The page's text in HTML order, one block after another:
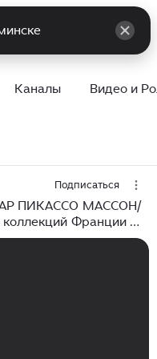
Каналы Видео и
Подписаться
ПИКАССО МАССОН/
коллекций Франции и